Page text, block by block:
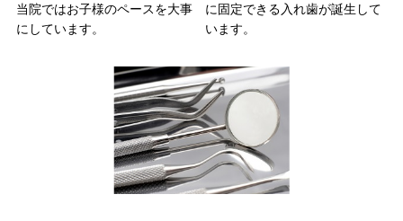
当院ではお子様のペースを大事
にしています。
に固定できる入れ歯が誕生して
います。